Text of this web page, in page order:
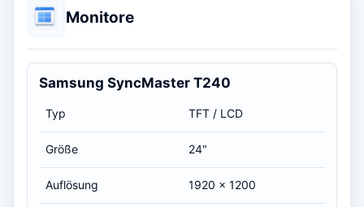
Monitore
Samsung SyncMaster T240
Typ TFT / LCD
Größe 24"
Auflösung 1920 x 1200